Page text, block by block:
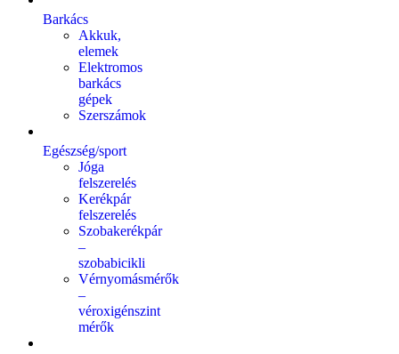
Barkács
Akkuk,
elemek
Elektromos
barkács
gépek
Szerszámok
Egészség/sport
Jóga
felszerelés
Kerékpár
felszerelés
Szobakerékpár
–
szobabicikli
Vérnyomásmérők
–
véroxigénszint
mérők